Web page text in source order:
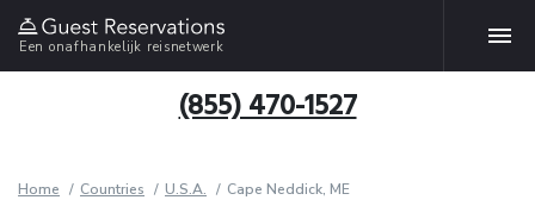
Een onafhankelijk reisnetwerk
(855) 470-1527
Home Countries U.S.A. Cape Neddick, ME